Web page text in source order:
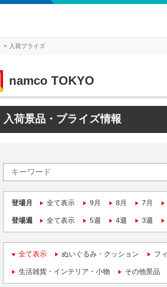
入荷プライズ
namco TOKYO
入荷景品・プライズ情報
登場月 全て表示 9月 8月 7月
登場週 全て表示 5週 4週 3週
全て表示 ぬいぐるみ・クッション フ
生活雑貨・インテリア・小物 その他景品